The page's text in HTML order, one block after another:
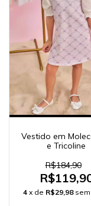
Vestido em
e Tricoline
R$184,90
4 x de R$29,98